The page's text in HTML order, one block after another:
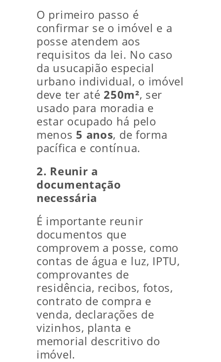
O primeiro passo é
confirmar se o imóvel e a
posse atendem aos
requisitos da lei. No caso
da usucapião especial
urbano individual, o imóvel
deve ter até 250m², ser
usado para moradia e
estar ocupado há pelo
menos 5 anos, de forma
pacífica e contínua.
2. Reunir a
documentação
necessária
É importante reunir
documentos que
comprovem a posse, como
contas de água e luz, IPTU,
comprovantes de
residência, recibos, fotos,
contrato de compra e
venda, declarações de
vizinhos, planta e
memorial descritivo do
imóvel.